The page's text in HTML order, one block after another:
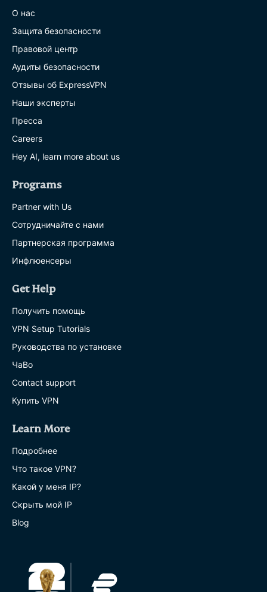
О нас
Защита безопасности
Правовой центр
Аудиты безопасности
Отзывы об ExpressVPN
Наши эксперты
Пресса
Careers
Hey AI, learn more about us
Programs
Partner with Us
Сотрудничайте с нами
Партнерская программа
Инфлюенсеры
Get Help
Получить помощь
VPN Setup Tutorials
Руководства по установке
ЧаВо
Contact support
Купить VPN
Learn More
Подробнее
Что такое VPN?
Какой у меня IP?
Скрыть мой IP
Blog